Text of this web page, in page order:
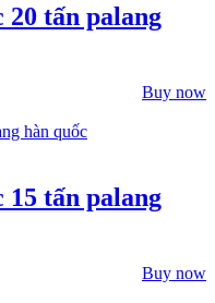
tấn palang
Buy now
tấn palang
Buy now